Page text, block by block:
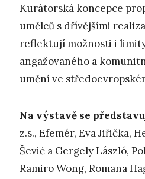
Kurátorská koncepce
umělců s dřívějšími
reflektují možnosti i
angažovaného a
umění ve
Na výstavě se
z.s., Efemér, Eva Jiřička,
Šević a Gergely László,
Ramiro Wong, Romana